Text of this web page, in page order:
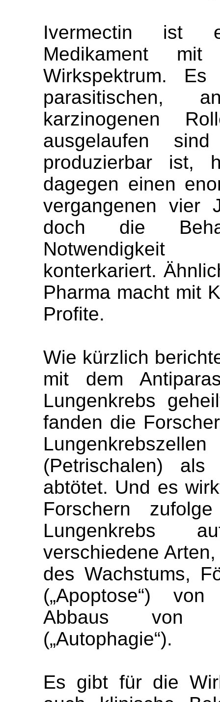
Ivermectin ist
Medikament
Wirkspektrum.
parasitischen,
karzinogenen
ausgelaufen
produzierbar ist,
dagegen einen
vergangenen vier
doch die
Notwendigkeit
konterkariert.
Pharma macht mit
Profite.
Wie kürzlich
mit dem
Lungenkrebs
fanden die
(Petrischalen)
abtötet. Und es
Forschern
Lungenkrebs
verschiedene
des Wachstums,
(„Apoptose“)
Abbaus von
(„Autophagie“).
Es gibt für die